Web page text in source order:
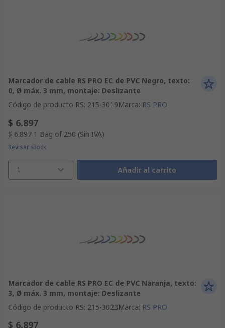
Marcador de cable RS PRO EC de PVC Negro, texto:
0, Ø máx. 3 mm, montaje: Deslizante
Código de producto RS: 215-3019Marca: RS PRO
$ 6.897
$ 6.897 1 Bag of 250 (Sin IVA)
Revisar stock
1 Añadir al carrito
Marcador de cable RS PRO EC de PVC Naranja, texto:
3, Ø máx. 3 mm, montaje: Deslizante
Código de producto RS: 215-3023Marca: RS PRO
$ 6.897